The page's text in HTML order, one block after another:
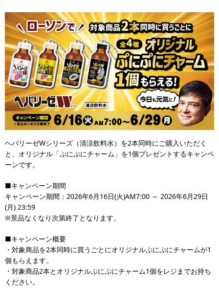
ヘパリーゼWシリーズ（清涼飲料水）を2本同時にご購入いただく
と、オリジナル「ぷにぷにチャーム」を1個プレゼントするキャンペ
ーンです。
■キャンペーン期間
キャンペーン期間：2026年6月16日(火)AM7:00 ～ 2026年6月29日
(月) 23:59
※景品なくなり次第終了となります。
■キャンペーン概要
・対象商品を2本同時に買うごとにオリジナルぷにぷにチャームが1
個もらえます。
・対象商品2本とオリジナルぷにぷにチャーム1個をレジまでお持ち
ください。